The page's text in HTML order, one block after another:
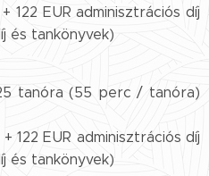
122 EUR adminisztrációs díj
és tankönyvek)
tanóra (55 perc / tanóra)
122 EUR adminisztrációs díj
és tankönyvek)